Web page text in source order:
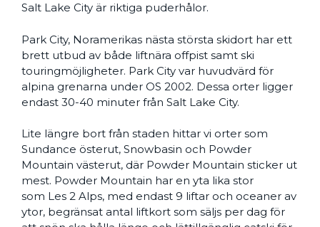
Salt Lake City är riktiga puderhålor.
Park City, Noramerikas nästa största skidort har ett
brett utbud av både liftnära offpist samt ski
touringmöjligheter. Park City var huvudvärd för
alpina grenarna under OS 2002. Dessa orter ligger
endast 30-40 minuter från Salt Lake City.
Lite längre bort från staden hittar vi orter som
Sundance österut, Snowbasin och Powder
Mountain västerut, där Powder Mountain sticker ut
mest. Powder Mountain har en yta lika stor
som Les 2 Alps, med endast 9 liftar och oceaner av
ytor, begränsat antal liftkort som säljs per dag för